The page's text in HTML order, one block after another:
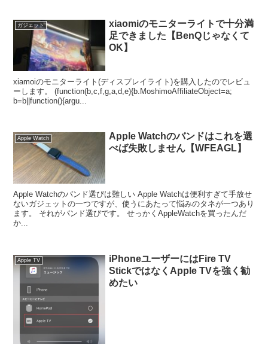
ガジェット
xiaomiのモニターライトで十分満
足できました【BenQじゃなくて
OK】
xiamoiのモニターライト(ディスプレイライト)を購入したのでレビュ
ーします。 (function(b,c,f,g,a,d,e){b.MoshimoAffiliateObject=a;
b=b||function(){argu...
Apple Watch
Apple Watchのバンドはこれを選
べば失敗しません【WFEAGL】
Apple Watchのバンド選びは難しい Apple Watchは便利すぎて手放せ
ないガジェットの一つですが、使うにあたって悩みのタネが一つあり
ます。 それがバンド選びです。 せっかくAppleWatchを買ったんだ
か...
Apple TV
iPhoneユーザーにはFire TV
StickではなくApple TVを強く勧
めたい